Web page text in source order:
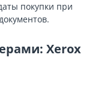
покупки при
Xerox